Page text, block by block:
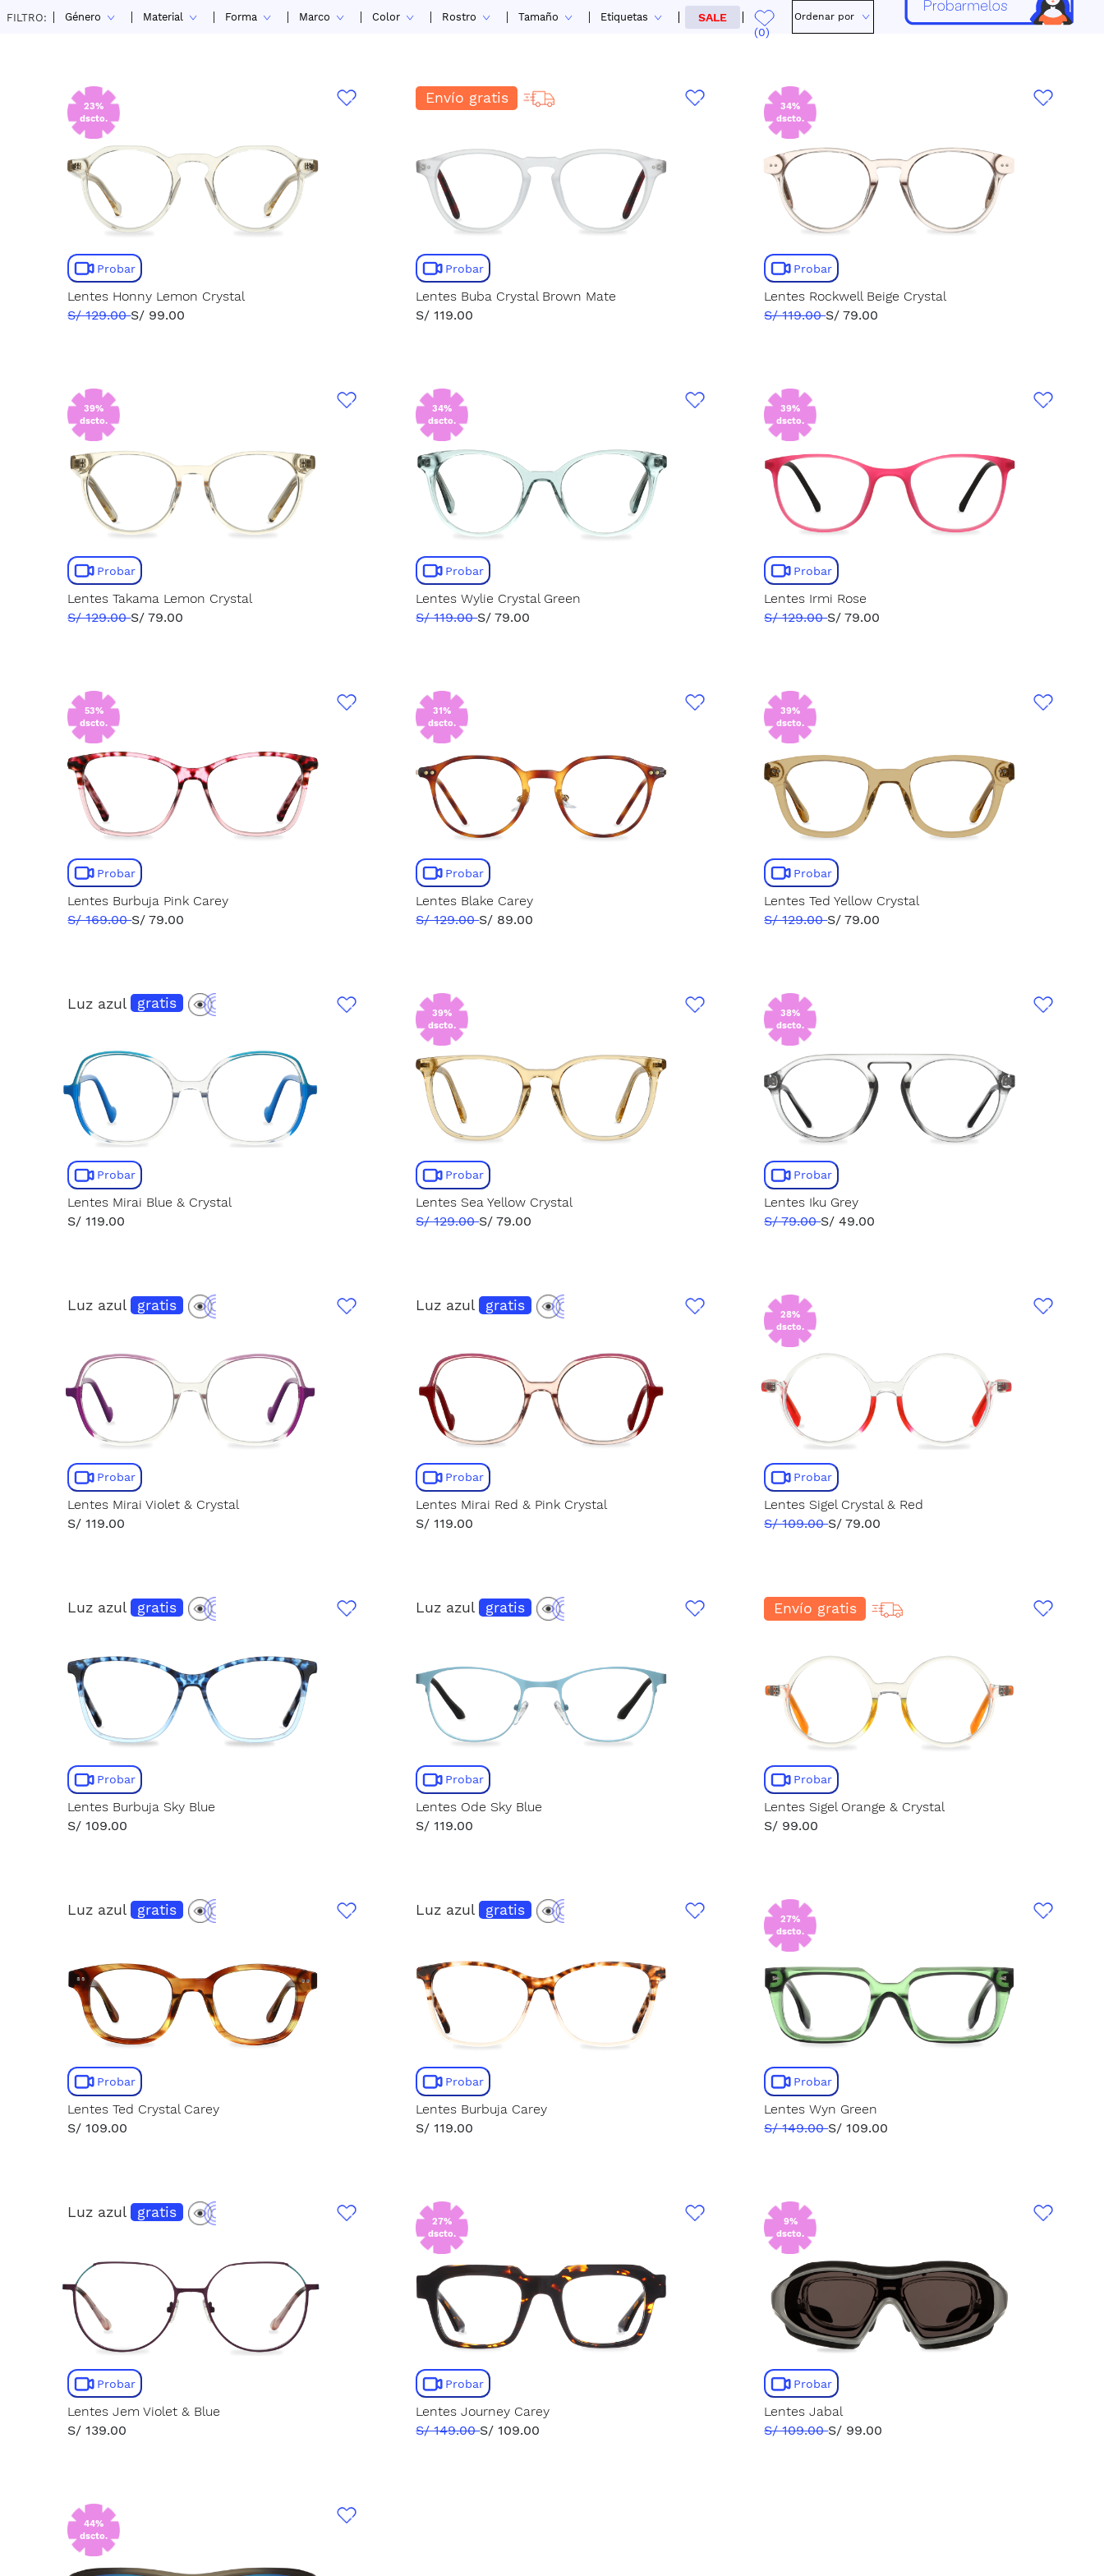
FILTRO: Género Material Forma Marco Color Rostro Tamaño Etiquetas
SALE
(0)
Ordenar por
23%
dscto.
Probar
Lentes Honny Lemon Crystal
S/ 129.00S/ 99.00
Envío gratis
Probar
Lentes Buba Crystal Brown Mate
S/ 119.00
34%
dscto.
Probar
Lentes Rockwell Beige Crystal
S/ 119.00S/ 79.00
39%
dscto.
Probar
Lentes Takama Lemon Crystal
S/ 129.00S/ 79.00
34%
dscto.
Probar
Lentes Wylie Crystal Green
S/ 119.00S/ 79.00
39%
dscto.
Probar
Lentes Irmi Rose
S/ 129.00S/ 79.00
53%
dscto.
Probar
Lentes Burbuja Pink Carey
S/ 169.00S/ 79.00
31%
dscto.
Probar
Lentes Blake Carey
S/ 129.00S/ 89.00
39%
dscto.
Probar
Lentes Ted Yellow Crystal
S/ 129.00S/ 79.00
Luz azul gratis
Probar
Lentes Mirai Blue & Crystal
S/ 119.00
39%
dscto.
Probar
Lentes Sea Yellow Crystal
S/ 129.00S/ 79.00
38%
dscto.
Probar
Lentes Iku Grey
S/ 79.00S/ 49.00
Luz azul gratis
Probar
Lentes Mirai Violet & Crystal
S/ 119.00
Luz azul gratis
Probar
Lentes Mirai Red & Pink Crystal
S/ 119.00
28%
dscto.
Probar
Lentes Sigel Crystal & Red
S/ 109.00S/ 79.00
Luz azul gratis
Probar
Lentes Burbuja Sky Blue
S/ 109.00
Luz azul gratis
Probar
Lentes Ode Sky Blue
S/ 119.00
Envío gratis
Probar
Lentes Sigel Orange & Crystal
S/ 99.00
Luz azul gratis
Probar
Lentes Ted Crystal Carey
S/ 109.00
Luz azul gratis
Probar
Lentes Burbuja Carey
S/ 119.00
27%
dscto.
Probar
Lentes Wyn Green
S/ 149.00S/ 109.00
Luz azul gratis
Probar
Lentes Jem Violet & Blue
S/ 139.00
27%
dscto.
Probar
Lentes Journey Carey
S/ 149.00S/ 109.00
9%
dscto.
Probar
Lentes Jabal
S/ 109.00S/ 99.00
44%
dscto.